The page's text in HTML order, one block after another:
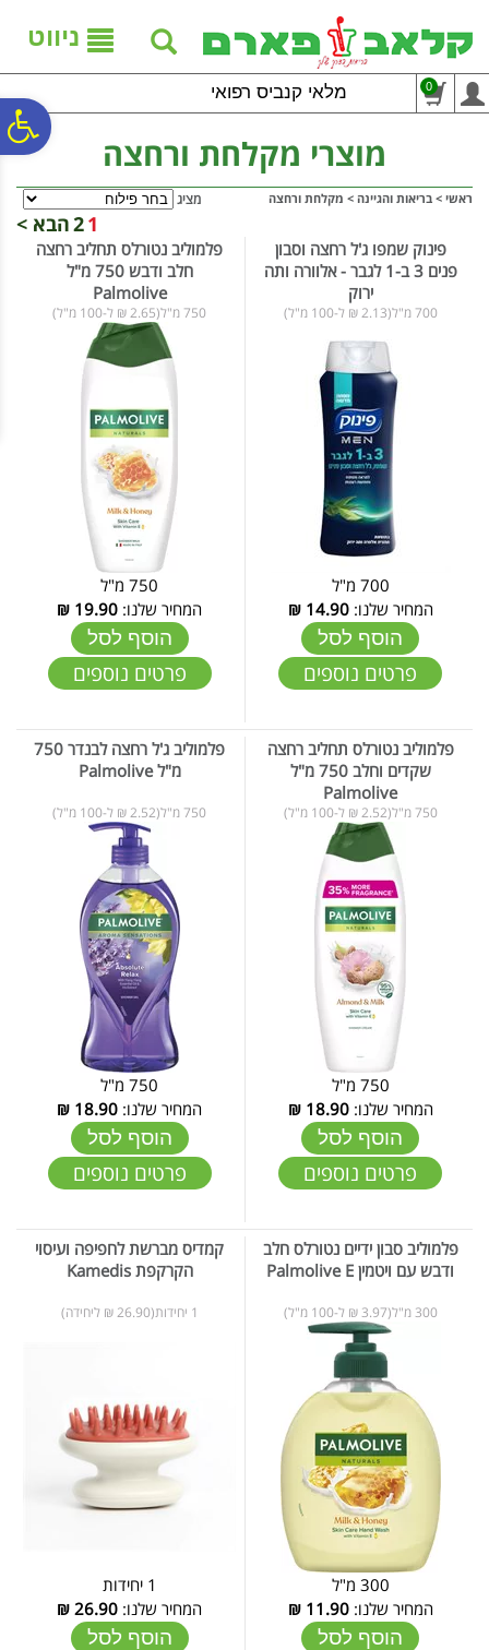
נגישות
אתר
המרכזי
ניווט
מלאי קנביס רפואי 0
מוצרי מקלחת ורחצה
ראשי > בריאות והגיינה > מקלחת ורחצה מציג
1
2הבא >
פינוק שמפו ג'ל רחצה וסבון
פנים 3 ב-1 לגבר - אלוורה ותה
ירוק
700 מ"ל(2.13 ₪ ל-100 מ"ל)
700 מ"ל
המחיר שלנו:14.90
₪
הוסף לסל
פרטים נוספים
פלמוליב נטורלס תחליב רחצה
חלב ודבש 750 מ"ל
Palmolive
750 מ"ל(2.65 ₪ ל-100 מ"ל)
750 מ"ל
המחיר שלנו: 19.90
₪
הוסף לסל
פרטים נוספים
פלמוליב נטורלס תחליב רחצה
שקדים וחלב 750 מ"ל
Palmolive
750 מ"ל(2.52 ₪ ל-100 מ"ל)
750 מ"ל
המחיר שלנו:18.90
₪
הוסף לסל
פרטים נוספים
פלמוליב ג'ל רחצה לבנדר 750
מ"ל Palmolive
750 מ"ל(2.52 ₪ ל-100 מ"ל)
750 מ"ל
המחיר שלנו: 18.90
₪
הוסף לסל
פרטים נוספים
פלמוליב סבון ידיים נטורלס חלב
ודבש עם ויטמין Palmolive E
300 מ"ל(3.97 ₪ ל-100 מ"ל)
300 מ"ל
המחיר שלנו:11.90
₪
הוסף לסל
קמדיס מברשת לחפיפה ועיסוי
הקרקפת Kamedis
1 יחידות(26.90 ₪ ליחידה)
1 יחידות
המחיר שלנו: 26.90
₪
הוסף לסל